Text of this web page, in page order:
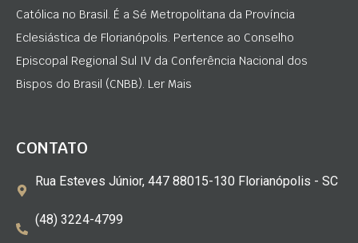
Católica no Brasil. É a Sé Metropolitana da Província
Eclesiástica de Florianópolis. Pertence ao Conselho
Episcopal Regional Sul IV da Conferência Nacional dos
Bispos do Brasil (CNBB). Ler Mais
CONTATO
Rua Esteves Júnior, 447 88015-130 Florianópolis - SC
(48) 3224-4799